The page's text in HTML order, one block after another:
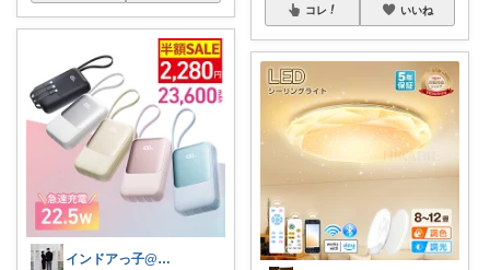
インドアっ子@ご購入ありがとうございます
コレ いいね